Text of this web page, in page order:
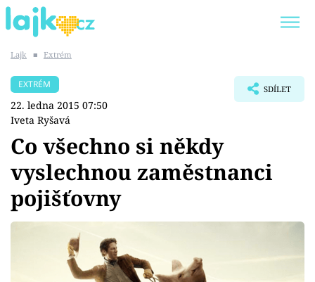
SHOPAHOLICADEL
Témata
Showbyznys
Youtubeři
Lajk ■ Extrém
EXTRÉM
22. ledna 2015 07:50
Iveta Ryšavá
SDÍLET
Co všechno si někdy
vyslechnou zaměstnanci
pojišťovny